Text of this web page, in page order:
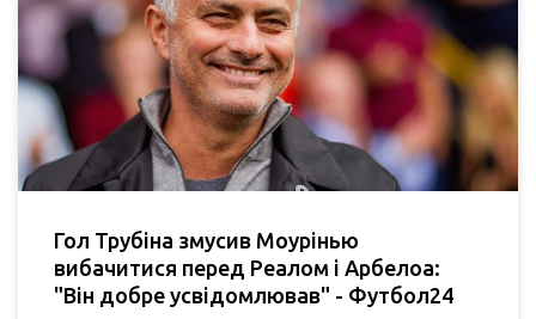
Гол Трубіна змусив Моурінью
вибачитися перед Реалом і Арбелоа:
"Він добре усвідомлював" - Футбол24